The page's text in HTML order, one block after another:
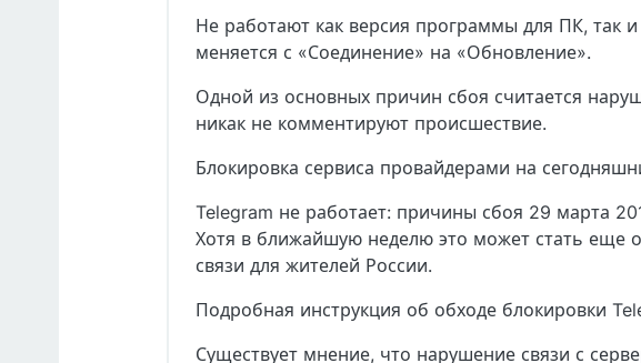
Не работают как версия программы для ПК, так
меняется с «Соединение» на «Обновление».
Одной из основных причин сбоя считается
никак не комментируют происшествие.
Блокировка сервиса провайдерами на
Telegram не работает: причины сбоя 29 марта
Хотя в ближайшую неделю это может стать еще
связи для жителей России.
Подробная инструкция об обходе блокировки
Существует мнение, что нарушение связи с